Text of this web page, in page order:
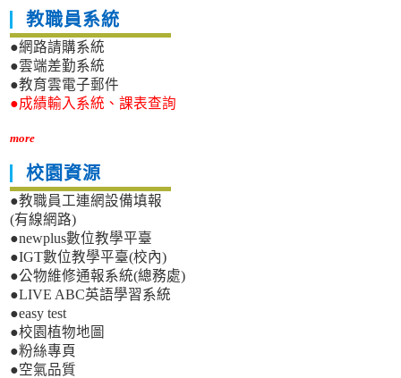
教職員系統
●網路請購系統
●雲端差勤系統
●教育雲電子郵件
●成績輸入系統、課表查詢
more
校園資源
●教職員工連網設備填報
(有線網路)
●newplus數位教學平臺
●IGT數位教學平臺(校內)
●公物維修通報系統(總務處)
●LIVE ABC英語學習系統
●easy test
●校園植物地圖
●粉絲專頁
●空氣品質